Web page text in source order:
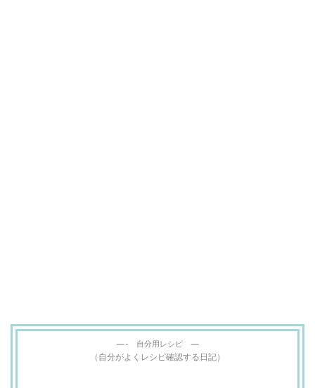
—- 自分用レシピ —
（自分がよくレシピ確認する日記）